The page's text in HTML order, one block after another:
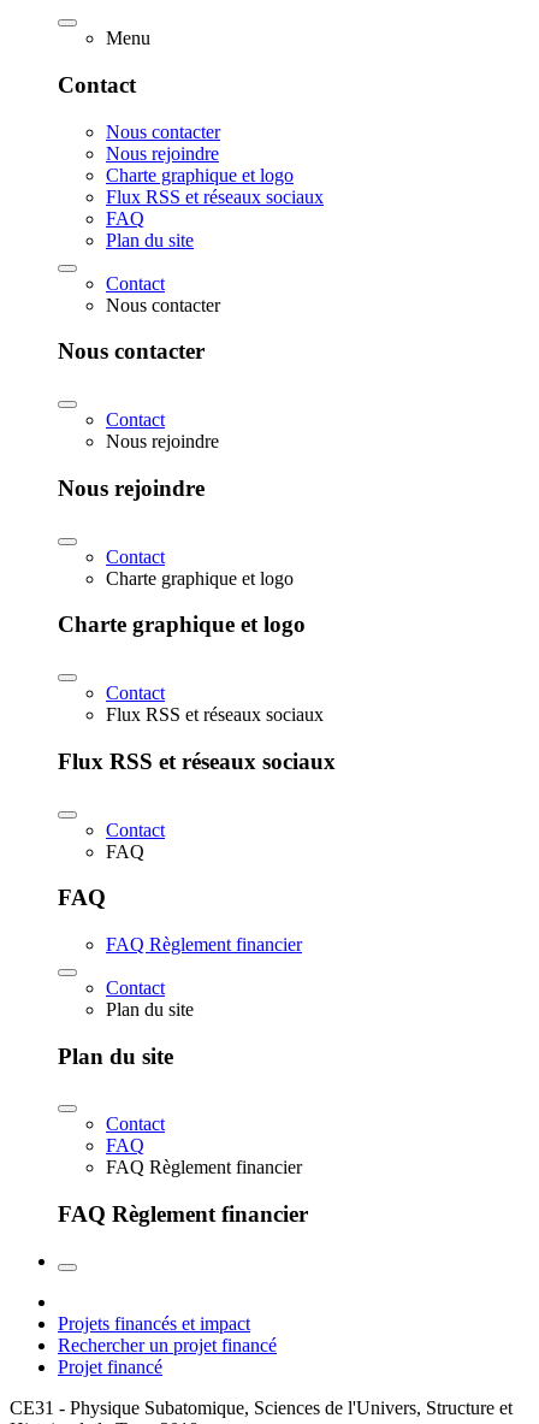
Menu
Contact
Nous contacter
Nous rejoindre
Charte graphique et logo
Flux RSS et réseaux sociaux
FAQ
Plan du site
Contact
Nous contacter
Nous contacter
Contact
Nous rejoindre
Nous rejoindre
Contact
Charte graphique et logo
Charte graphique et logo
Contact
Flux RSS et réseaux sociaux
Flux RSS et réseaux sociaux
Contact
FAQ
FAQ
FAQ Règlement financier
Contact
Plan du site
Plan du site
Contact
FAQ
FAQ Règlement financier
FAQ Règlement financier
Projets financés et impact
Rechercher un projet financé
Projet financé
CE31 - Physique Subatomique, Sciences de l'Univers, Structure et